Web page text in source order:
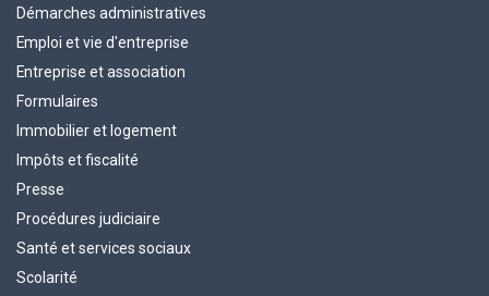
Démarches administratives
Emploi et vie d'entreprise
Entreprise et association
Formulaires
Immobilier et logement
Impôts et fiscalité
Presse
Procédures judiciaire
Santé et services sociaux
Scolarité